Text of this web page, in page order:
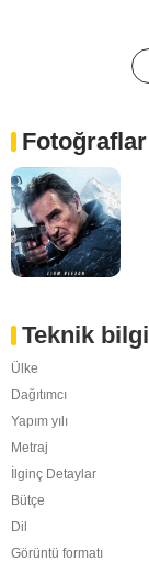
Fotoğraflar
Teknik
Ülke
Dağıtımcı
Yapım yılı
Metraj
İlginç Detaylar
Bütçe
Dil
Görüntü formatı